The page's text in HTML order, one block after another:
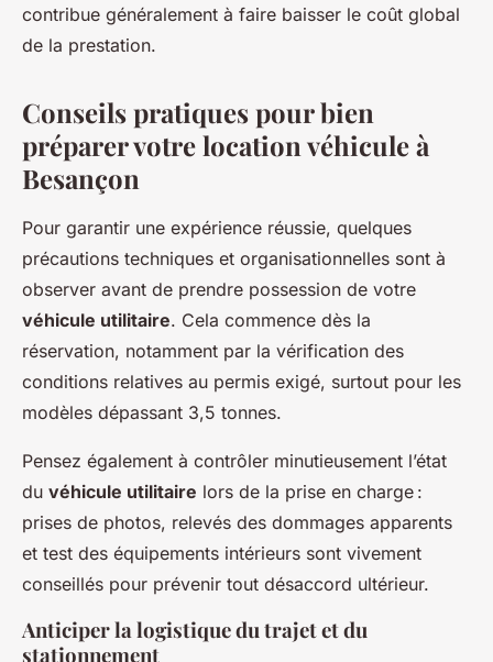
contribue généralement à faire baisser le coût global
de la prestation.
Conseils pratiques pour bien
préparer votre location véhicule à
Besançon
Pour garantir une expérience réussie, quelques
précautions techniques et organisationnelles sont à
observer avant de prendre possession de votre
véhicule utilitaire. Cela commence dès la
réservation, notamment par la vérification des
conditions relatives au permis exigé, surtout pour les
modèles dépassant 3,5 tonnes.
Pensez également à contrôler minutieusement l’état
du véhicule utilitaire lors de la prise en charge :
prises de photos, relevés des dommages apparents
et test des équipements intérieurs sont vivement
conseillés pour prévenir tout désaccord ultérieur.
Anticiper la logistique du trajet et du
stationnement